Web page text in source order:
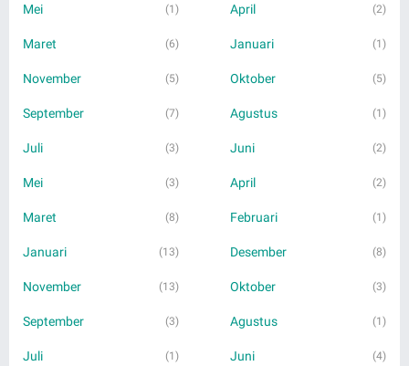
Mei (1) April (2)
Maret (6) Januari (1)
November (5) Oktober (5)
September (7) Agustus (1)
Juli (3) Juni (2)
Mei (3) April (2)
Maret (8) Februari (1)
Januari (13) Desember (8)
November (13) Oktober (3)
September (3) Agustus (1)
Juli (1) Juni (4)